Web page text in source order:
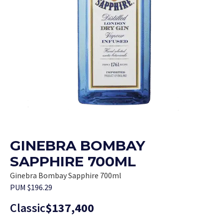
GINEBRA BOMBAY
SAPPHIRE 700ML
Ginebra Bombay Sapphire 700ml
PUM $196.29
Classic$137,400